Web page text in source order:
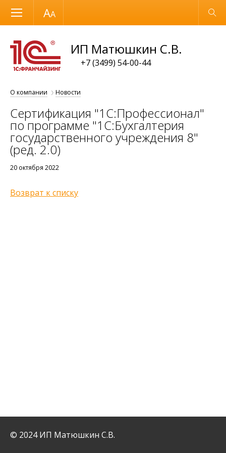
Размер шрифта Обычная версия
ИП Матюшкин С.В.
+7 (3499) 54-00-44
О компании Новости
Сертификация "1С:Профессионал"
по программе "1С:Бухгалтерия
государственного учреждения 8"
(ред. 2.0)
20 октября 2022
Возврат к списку
© 2024 ИП Матюшкин С.В.